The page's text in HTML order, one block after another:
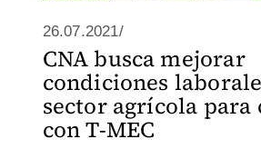
26.07.2021/
CNA busca mejorar
condiciones
sector agrícola
con T-MEC